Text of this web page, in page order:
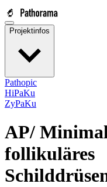
Projektinfos
Pathopic
HiPaKu
ZyPaKu
AP/
follikuläres